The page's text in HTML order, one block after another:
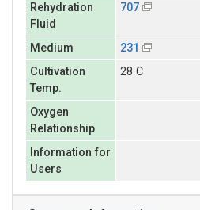
Rehydration
Fluid
707
Medium
231
Cultivation
Temp.
28 C
Oxygen
Relationship
Information for
Users